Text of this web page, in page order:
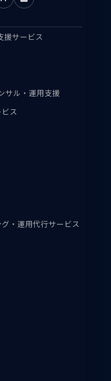
援サービス
サル・運用支援
ス
・運用代行サービス